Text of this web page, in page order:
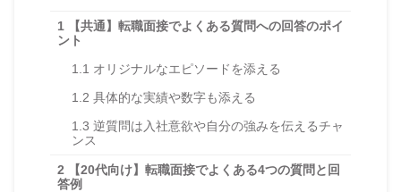
1 【共通】転職面接でよくある質問への回答のポイ
ント
1.1 オリジナルなエピソードを添える
1.2 具体的な実績や数字も添える
1.3 逆質問は入社意欲や自分の強みを伝えるチャ
ンス
2 【20代向け】転職面接でよくある4つの質問と回
答例